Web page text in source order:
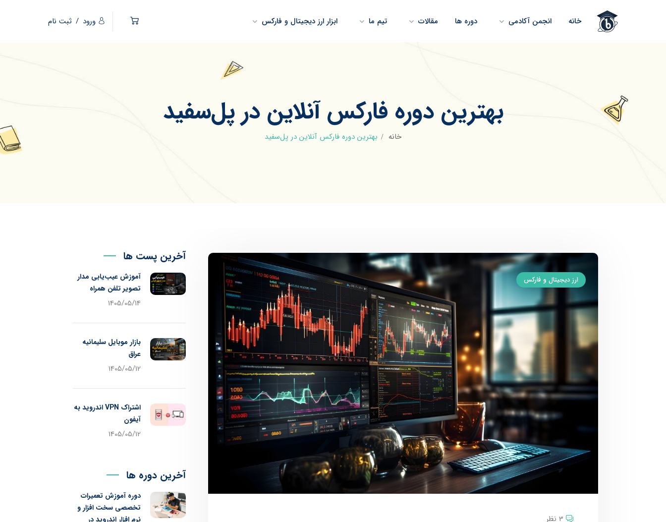
خانه انجمن آکادمی دوره ها مقالات تیم ما ابزار ارز دیجیتال و فارکس ورود / ثبت نام
بهترین دوره فارکس آنلاین در پل‌سفید
خانه بهترین دوره فارکس آنلاین در پل‌سفید
ارز دیجیتال و فارکس
3 نظر
آخرین پست ها
آموزش عیب‌یابی مدار
تصویر تلفن همراه
1405/05/14
بازار موبایل سلیمانیه
عراق
1405/05/12
اشتراک VPN اندروید به
آیفون
1405/05/12
آخرین دوره ها
دوره آموزش تعمیرات
تخصصی سخت افزار و
نرم افزار اندروید در